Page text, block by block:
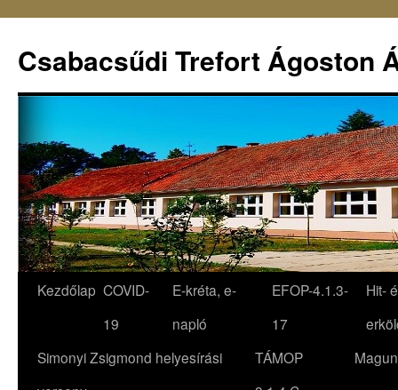
Csabacsűdi Trefort Ágoston
Kezdőlap COVID-
19
E-kréta, e-
napló
EFOP-4.1.3-
17
Hit-
Simonyi Zsigmond helyesírási
TÁMOP